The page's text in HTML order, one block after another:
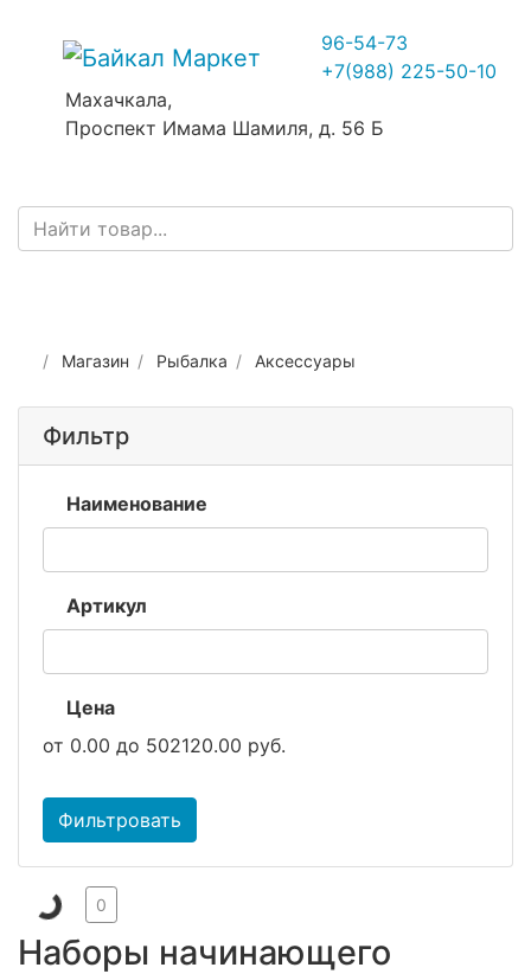
96-54-73
+7(988) 225-50-10
Махачкала,
Проспект Имама Шамиля, д. 56 Б
Магазин Рыбалка Аксессуары
Фильтр
Наименование
Артикул
Цена
от 0.00 до 502120.00 руб.
Фильтровать
Наборы начинающего
0